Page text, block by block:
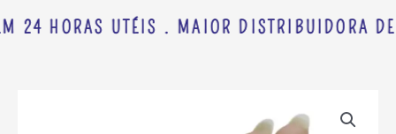
24 HORAS UTÉIS . MAIOR DISTRIBUIDORA